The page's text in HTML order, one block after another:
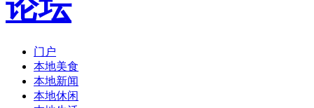
门户
本地美食
本地新闻
本地休闲